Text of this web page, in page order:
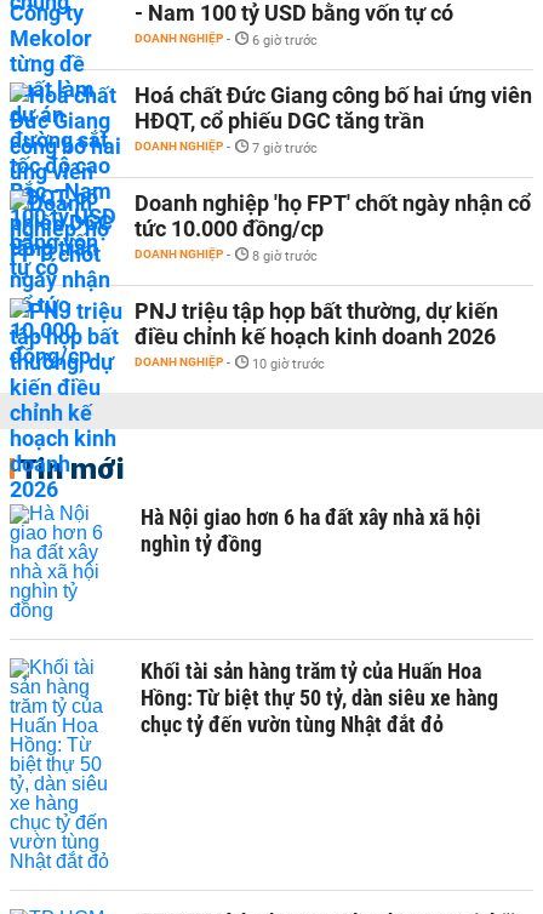
- Nam 100 tỷ USD bằng vốn tự có
DOANH NGHIỆP - 6 giờ trước
Hoá chất Đức Giang công bố hai ứng viên
HĐQT, cổ phiếu DGC tăng trần
DOANH NGHIỆP - 7 giờ trước
Doanh nghiệp 'họ FPT' chốt ngày nhận cổ
tức 10.000 đồng/cp
DOANH NGHIỆP - 8 giờ trước
PNJ triệu tập họp bất thường, dự kiến
điều chỉnh kế hoạch kinh doanh 2026
DOANH NGHIỆP - 10 giờ trước
Tin mới
Hà Nội giao hơn 6 ha đất xây nhà xã hội
nghìn tỷ đồng
Khối tài sản hàng trăm tỷ của Huấn Hoa
Hồng: Từ biệt thự 50 tỷ, dàn siêu xe hàng
chục tỷ đến vườn tùng Nhật đắt đỏ